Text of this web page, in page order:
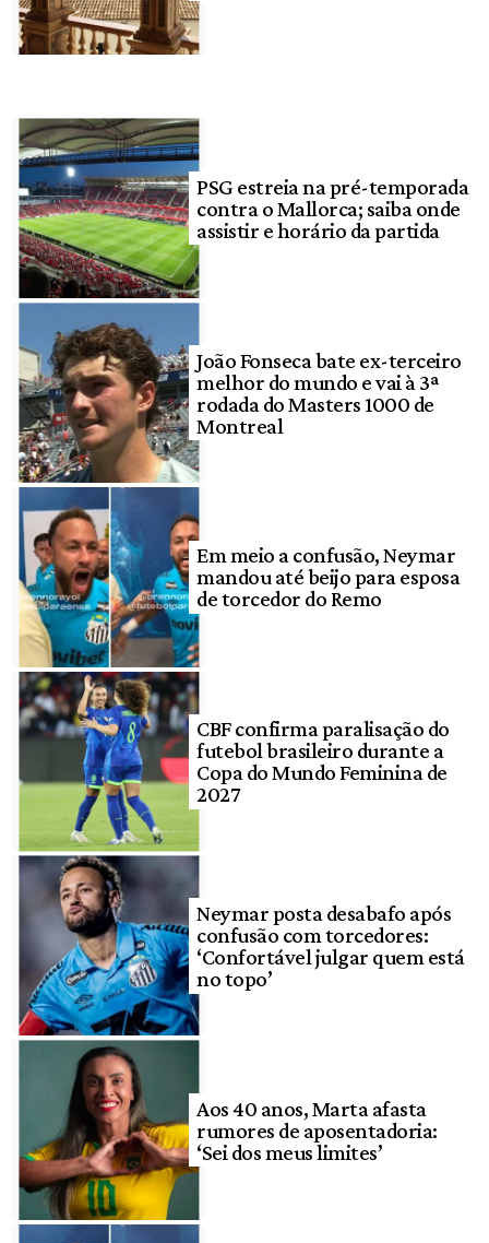
PSG estreia na pré-temporada
contra o Mallorca; saiba onde
assistir e horário da partida
João Fonseca bate ex-terceiro
melhor do mundo e vai à 3ª
rodada do Masters 1000 de
Montreal
Em meio a confusão, Neymar
mandou até beijo para esposa
de torcedor do Remo
CBF confirma paralisação do
futebol brasileiro durante a
Copa do Mundo Feminina de
2027
Neymar posta desabafo após
confusão com torcedores:
‘Confortável julgar quem está
no topo’
Aos 40 anos, Marta afasta
rumores de aposentadoria:
‘Sei dos meus limites’